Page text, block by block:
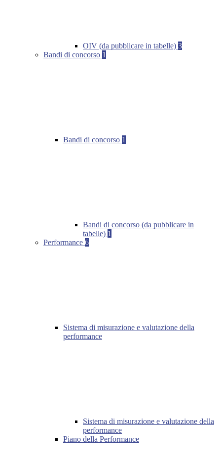
OIV (da pubblicare in tabelle) 3
Bandi di concorso 1
Bandi di concorso 1
Bandi di concorso (da pubblicare in
tabelle) 1
Performance 6
Sistema di misurazione e valutazione della
performance
Sistema di misurazione e valutazione della
performance
Piano della Performance